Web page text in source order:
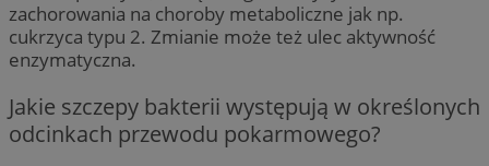
zachorowania na choroby metaboliczne jak np.
cukrzyca typu 2. Zmianie może też ulec aktywność
enzymatyczna.
Jakie szczepy bakterii występują w określonych
odcinkach przewodu pokarmowego?